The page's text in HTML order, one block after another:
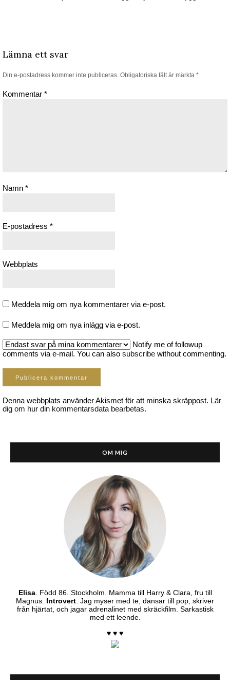
Lämna ett svar
Din e-postadress kommer inte publiceras. Obligatoriska fält är märkta *
Kommentar *
Namn *
E-postadress *
Webbplats
Meddela mig om nya kommentarer via e-post.
Meddela mig om nya inlägg via e-post.
Notify me of followup
comments via e-mail. You can also subscribe without commenting.
Denna webbplats använder Akismet för att minska skräppost. Lär
dig om hur din kommentarsdata bearbetas.
OM MIG
Elisa. Född 86. Stockholm. Mamma till Harry & Clara, fru till
Magnus. Introvert. Jag myser med te, dansar till pop, skriver
från hjärtat, och jagar adrenalinet med skräckfilm. Sarkastisk
med ett leende.
♥ ♥ ♥